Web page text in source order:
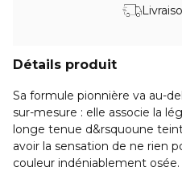
Détails produit
Sa formule pionnière va au-
sur-mesure : elle associe la
longe tenue d&rsquoune
avoir la sensation de ne rien
couleur indéniablement osée.